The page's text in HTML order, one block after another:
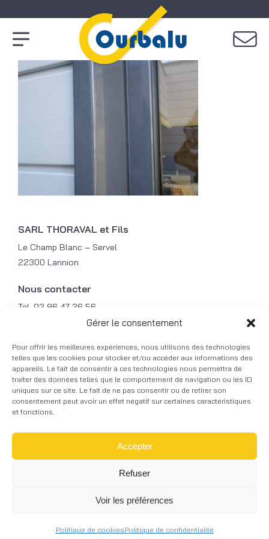
Gérer le consentement
Pour offrir les meilleures expériences, nous utilisons des technologies
telles que les cookies pour stocker et/ou accéder aux informations des
appareils. Le fait de consentir à ces technologies nous permettra de
traiter des données telles que le comportement de navigation ou les ID
uniques sur ce site. Le fait de ne pas consentir ou de retirer son
consentement peut avoir un effet négatif sur certaines caractéristiques
et fonctions.
Accepter
Refuser
Voir les préférences
Politique de cookiesPolitique de confidentialité
SARL THORAVAL et Fils
Le Champ Blanc – Servel
22300 Lannion
Nous contacter
Tel. 02 96 47 26 56
Mob. 06 31 49 87 79
Mail. contact@courbalu.fr
© 2026 COURBALU - Tous droits réservés -
Réalisation graphique -Mentions légales-Skill
Designà Lannion
RECEVOIR NOTRE CATALOGUE